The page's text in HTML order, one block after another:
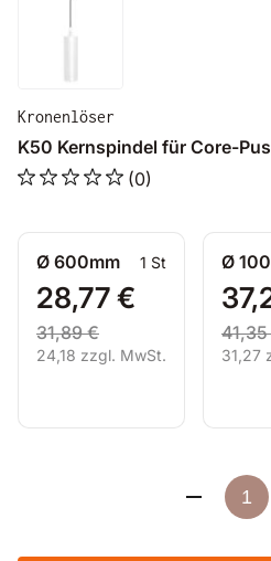
Kronenlöser
K50 Kernspindel für Core-
(0)
Ø 600mm 1 St
28,77 €
31,89 €
24,18 zzgl. MwSt.
Ø
31,27